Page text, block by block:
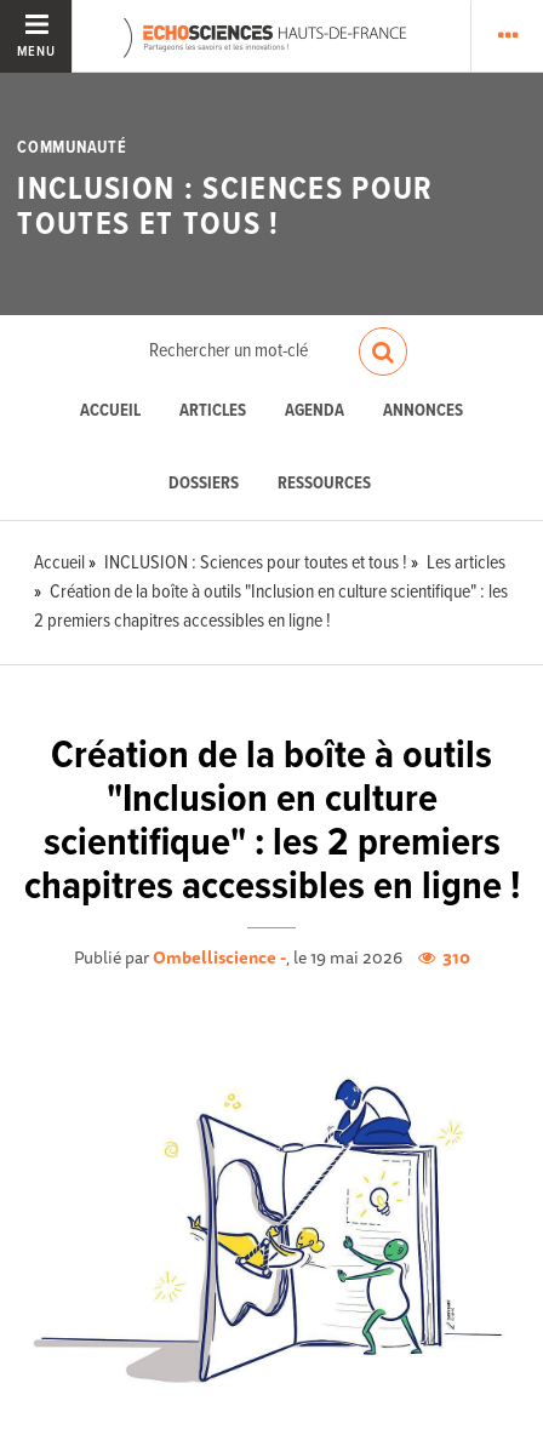
MENU
COMMUNAUTÉ
INCLUSION : SCIENCES POUR
TOUTES ET TOUS !
ACCUEIL ARTICLES AGENDA ANNONCES
DOSSIERS RESSOURCES
Accueil INCLUSION : Sciences pour toutes et tous !
Les articles
Création de la boîte à outils "Inclusion en culture scientifique" : les
2 premiers chapitres accessibles en ligne !
Création de la boîte à outils
"Inclusion en culture
scientifique" : les 2 premiers
chapitres accessibles en ligne !
Publié parOmbelliscience -, le 19 mai 2026 310